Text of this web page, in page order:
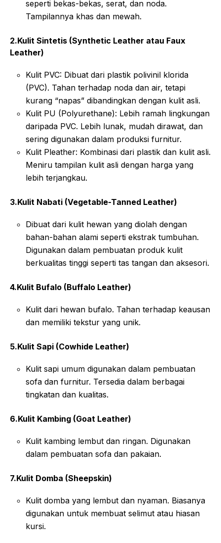
seperti bekas-bekas, serat, dan noda.
Tampilannya khas dan mewah.
2.Kulit Sintetis (Synthetic Leather atau Faux
Leather)
Kulit PVC: Dibuat dari plastik polivinil klorida
(PVC). Tahan terhadap noda dan air, tetapi
kurang “napas” dibandingkan dengan kulit asli.
Kulit PU (Polyurethane): Lebih ramah lingkungan
daripada PVC. Lebih lunak, mudah dirawat, dan
sering digunakan dalam produksi furnitur.
Kulit Pleather: Kombinasi dari plastik dan kulit asli.
Meniru tampilan kulit asli dengan harga yang
lebih terjangkau.
3.Kulit Nabati (Vegetable-Tanned Leather)
Dibuat dari kulit hewan yang diolah dengan
bahan-bahan alami seperti ekstrak tumbuhan.
Digunakan dalam pembuatan produk kulit
berkualitas tinggi seperti tas tangan dan aksesori.
4.Kulit Bufalo (Buffalo Leather)
Kulit dari hewan bufalo. Tahan terhadap keausan
dan memiliki tekstur yang unik.
5.Kulit Sapi (Cowhide Leather)
Kulit sapi umum digunakan dalam pembuatan
sofa dan furnitur. Tersedia dalam berbagai
tingkatan dan kualitas.
6.Kulit Kambing (Goat Leather)
Kulit kambing lembut dan ringan. Digunakan
dalam pembuatan sofa dan pakaian.
7.Kulit Domba (Sheepskin)
Kulit domba yang lembut dan nyaman. Biasanya
digunakan untuk membuat selimut atau hiasan
kursi.